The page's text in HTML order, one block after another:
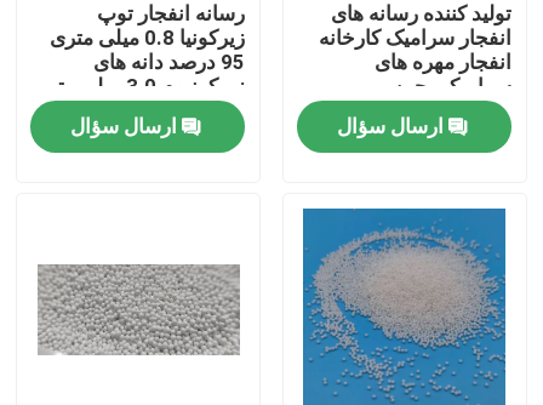
خانه
محصولات
کارخانه تور
کنترل کیفیت
تولید کننده رسانه های
انفجار سرامیک کارخانه
انفجار مهره های
سرامیکی چین
ارسال سؤال
رسانه انفجار توپ
زیرکونیا 0.8 میلی متری
95 درصد دانه های
زیرکونیوم 3.0 میلی متر
سنگ زنی
ارسال سؤال